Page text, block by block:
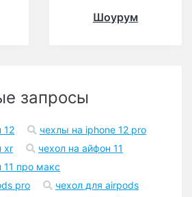
Шоурум
запросы
12
чехлы на iphone 12 pro
xr
чехол на айфон 11
11 про макс
pro
чехол для airpods